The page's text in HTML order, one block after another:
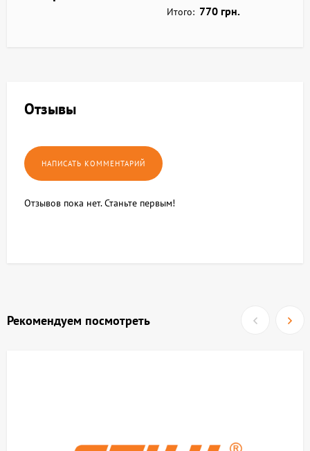
Итого: 770 грн.
Отзывы
Отзывов пока нет. Станьте первым!
Рекомендуем посмотреть